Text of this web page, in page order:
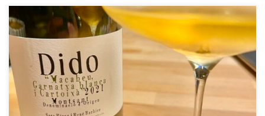
Land: Spanien Region: Montsant Weingut: Venus La Universal Wein:
Dido Blanc 2021 Rebsorten: Macabeu, Garnatxa Blanca, Cartoixà
(Xarel.lo) Winzer: René Barbier Jr. (Clos Mogador) und Sara Pérez
(Mas Martinet) Herstellung: Holzfuder (70%) und Tonamphoren
(30%), leichte Maischestandzeit, Bio Wie schmeckt er? (8-2025) In
die Nase steigen direkt nach dem Öffnen […]